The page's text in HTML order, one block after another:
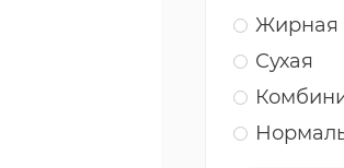
Жирная
Сухая